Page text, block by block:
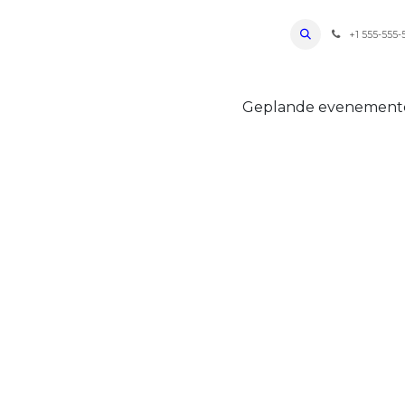
Bevoorradingen FAQ+1 555-555-
Geplande